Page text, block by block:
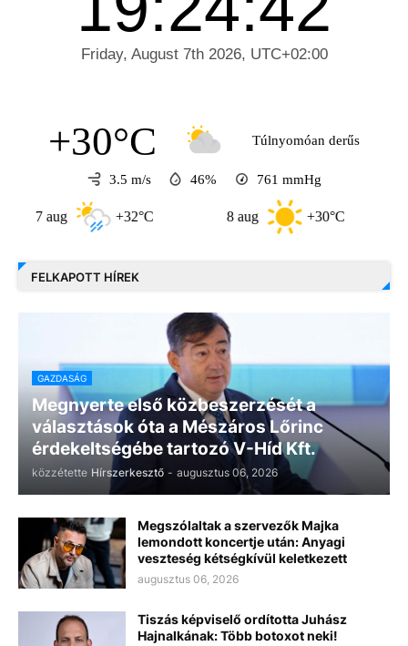
+30°C Túlnyomóan derűs
3.5 m/s 46% 761 mmHg
+32°C +30°C
FELKAPOTT HÍREK
GAZDASÁG
Megnyerte első közbeszerzését a
választások óta a Mészáros Lőrinc
érdekeltségébe tartozó V-Híd Kft.
közzétette Hírszerkesztő - augusztus 06, 2026
Megszólaltak a szervezők Majka
lemondott koncertje után: Anyagi
veszteség kétségkívül keletkezett
augusztus 06, 2026
Tiszás képviselő ordította Juhász
Hajnalkának: Több botoxot neki!